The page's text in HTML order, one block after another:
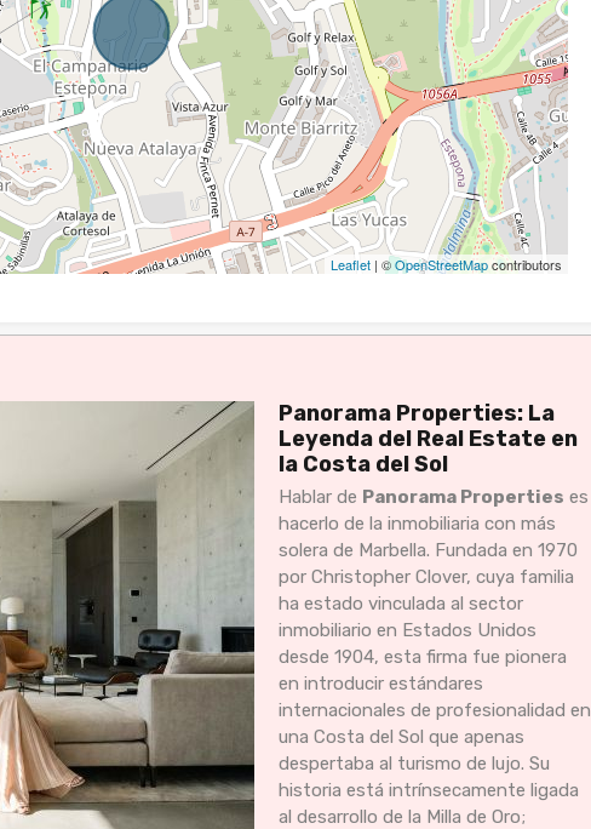
Leaflet | ©OpenStreetMapcontributors
Panorama Properties: La
Leyenda del Real Estate en
la Costa del Sol
Hablar de Panorama Properties es
hacerlo de la inmobiliaria con más
solera de Marbella. Fundada en 1970
por Christopher Clover, cuya familia
ha estado vinculada al sector
inmobiliario en Estados Unidos
desde 1904, esta firma fue pionera
en introducir estándares
internacionales de profesionalidad en
una Costa del Sol que apenas
despertaba al turismo de lujo. Su
historia está intrínsecamente ligada
al desarrollo de la Milla de Oro;